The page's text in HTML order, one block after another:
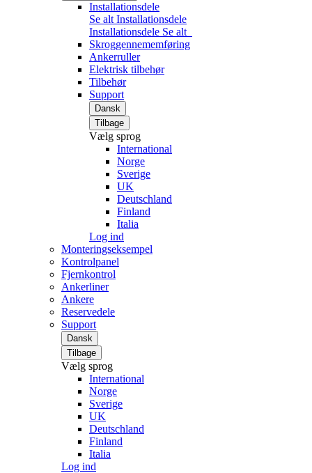
Installationsdele
Se alt Installationsdele
Installationsdele Se alt
Skroggennememføring
Ankerruller
Elektrisk tilbehør
Tilbehør
Support
Dansk
Tilbage
Vælg sprog
International
Norge
Sverige
UK
Deutschland
Finland
Italia
Log ind
Monteringseksempel
Kontrolpanel
Fjernkontrol
Ankerliner
Ankere
Reservedele
Support
Dansk
Tilbage
Vælg sprog
International
Norge
Sverige
UK
Deutschland
Finland
Italia
Log ind